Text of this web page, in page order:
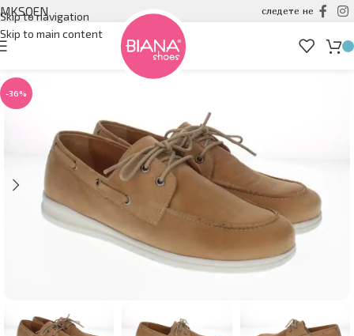
Skip to navigation
Skip to main content
MKSQEN следете не
-36%